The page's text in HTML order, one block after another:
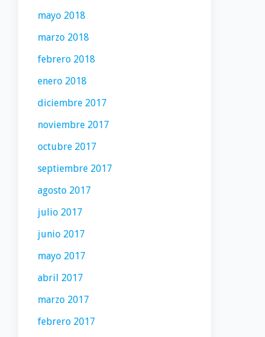
mayo 2018
marzo 2018
febrero 2018
enero 2018
diciembre 2017
noviembre 2017
octubre 2017
septiembre 2017
agosto 2017
julio 2017
junio 2017
mayo 2017
abril 2017
marzo 2017
febrero 2017